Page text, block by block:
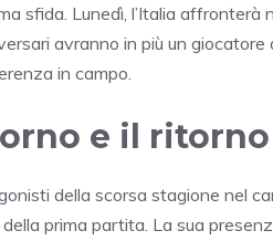
sfida. Lunedì, l’Italia
avranno in più un
in campo.
e il
della scorsa stagione nel
prima partita. La sua